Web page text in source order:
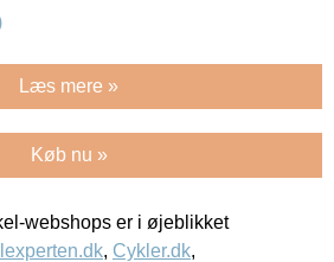
Læs mere »
Køb nu »
webshops er i øjeblikket
, Cykler.dk,